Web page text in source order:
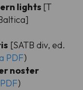
lights [T
[SATB div, ed.
PDF)
noster
)